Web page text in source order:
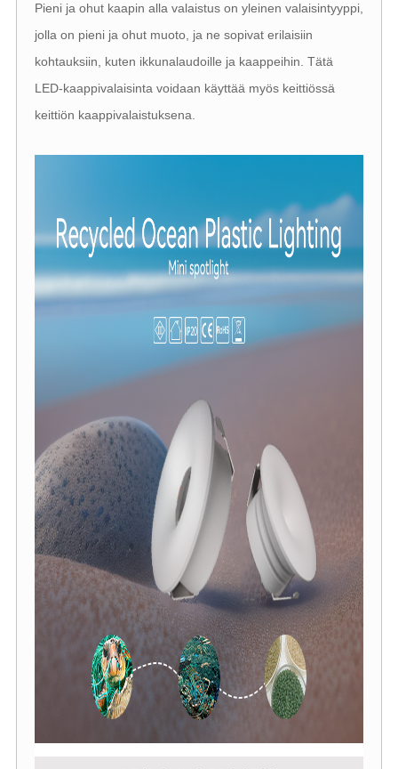
Pieni ja ohut kaapin alla valaistus on yleinen valaisintyyppi,
jolla on pieni ja ohut muoto, ja ne sopivat erilaisiin
kohtauksiin, kuten ikkunalaudoille ja kaappeihin. Tätä
LED-kaappivalaisinta voidaan käyttää myös keittiössä
keittiön kaappivalaistuksena.